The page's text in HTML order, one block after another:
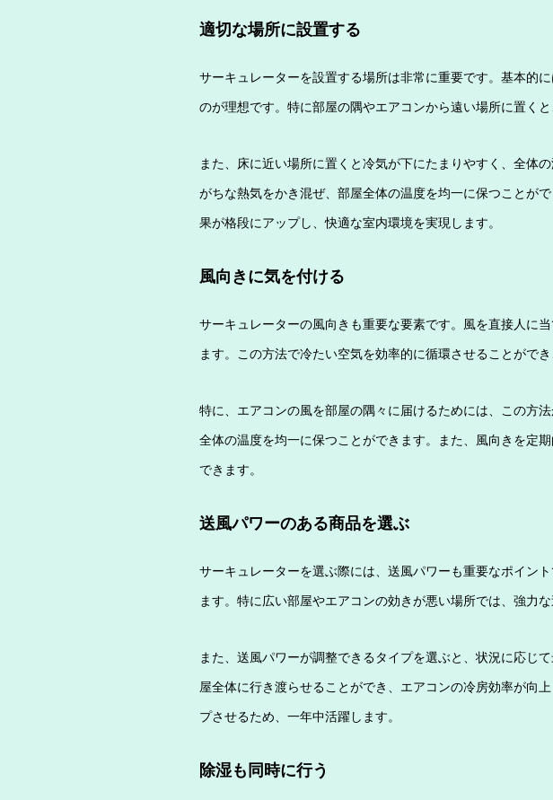
適切な場所に設置する
サーキュレーターを設置する場所は非常に重要です。基本的
のが理想です。特に部屋の隅やエアコンから遠い場所に置く
また、床に近い場所に置くと冷気が下にたまりやすく、全体
がちな熱気をかき混ぜ、部屋全体の温度を均一に保つことが
果が格段にアップし、快適な室内環境を実現します。
風向きに気を付ける
サーキュレーターの風向きも重要な要素です。風を直接人に
ます。この方法で冷たい空気を効率的に循環させることがで
特に、エアコンの風を部屋の隅々に届けるためには、この方
全体の温度を均一に保つことができます。また、風向きを定
できます。
送風パワーのある商品を選ぶ
サーキュレーターを選ぶ際には、送風パワーも重要なポイン
ます。特に広い部屋やエアコンの効きが悪い場所では、強力な
また、送風パワーが調整できるタイプを選ぶと、状況に応じ
屋全体に行き渡らせることができ、エアコンの冷房効率が向
プさせるため、一年中活躍します。
除湿も同時に行う